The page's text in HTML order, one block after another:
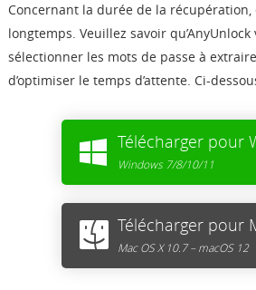
Concernant la durée de la
longtemps. Veuillez savoir
sélectionner les mots de passe à
d’optimiser le temps d’attente. Ci-
Télécharger pour
Windows 7/8/10/11
Télécharger pour
Mac OS X 10.7 – macOS 12